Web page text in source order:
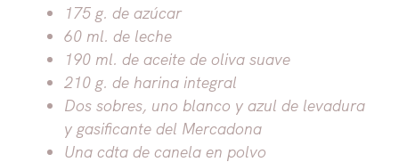
175 g. de azúcar
60 ml. de leche
190 ml. de aceite de oliva suave
210 g. de harina integral
Dos sobres, uno blanco y azul de levadura
y gasificante del Mercadona
Una cdta de canela en polvo